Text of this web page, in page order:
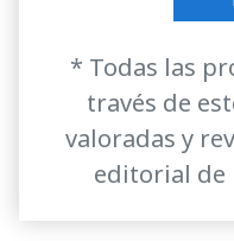
* Todas las
través de
valoradas y
editorial de